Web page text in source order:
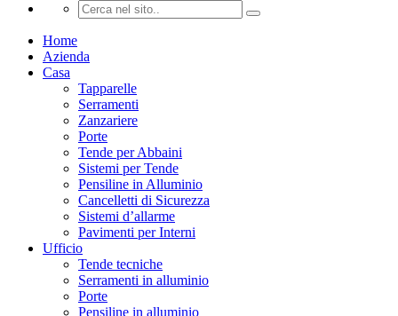
Home
Azienda
Casa
Tapparelle
Serramenti
Zanzariere
Porte
Tende per Abbaini
Sistemi per Tende
Pensiline in Alluminio
Cancelletti di Sicurezza
Sistemi d’allarme
Pavimenti per Interni
Ufficio
Tende tecniche
Serramenti in alluminio
Porte
Pensiline in alluminio